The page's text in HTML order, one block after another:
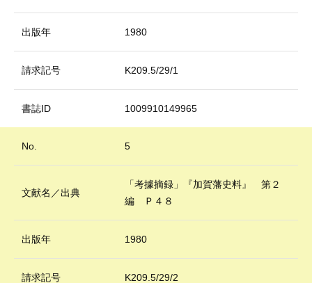
出版年 1980
請求記号 K209.5/29/1
書誌ID 1009910149965
No. 5
文献名／出典
「考據摘録」『加賀藩史料』 第２
編 Ｐ４８
出版年 1980
請求記号 K209.5/29/2